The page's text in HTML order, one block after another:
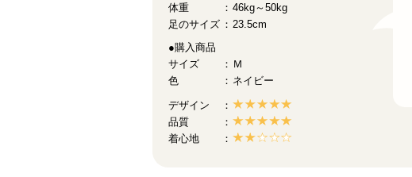
体重
46kg～50kg
足のサイズ
23.5cm
●購入商品
サイズ
Ｍ
色
ネイビー
デザイン
品質
着心地